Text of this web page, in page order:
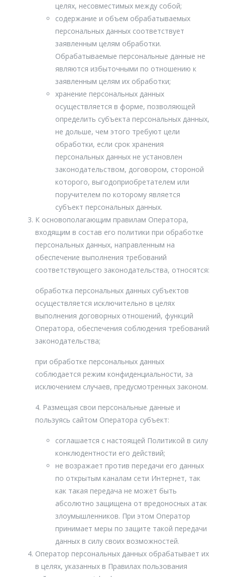
Прессотерапия
Лимфодренажный массаж тела
Восточная коррекция фигуры
Акупунктурная коррекция фигуры по китайской
Комплекс интимного омоложения (аппаратное
сужение влагалища, отбеливание интимной зоны, PRP
терапия)
целях, несовместимых между собой;
содержание и объем обрабатываемых
персональных данных соответствует
заявленным целям обработки.
Обрабатываемые персональные данные не
являются избыточными по отношению к
заявленным целям их обработки;
хранение персональных данных
осуществляется в форме, позволяющей
определить субъекта персональных данных,
не дольше, чем этого требуют цели
обработки, если срок хранения
персональных данных не установлен
законодательством, договором, стороной
которого, выгодоприобретателем или
поручителем по которому является
субъект персональных данных.
К основополагающим правилам Оператора,
входящим в состав его политики при обработке
персональных данных, направленным на
обеспечение выполнения требований
соответствующего законодательства, относятся:
обработка персональных данных субъектов
осуществляется исключительно в целях
выполнения договорных отношений, функций
Оператора, обеспечения соблюдения требований
законодательства;
при обработке персональных данных
соблюдается режим конфиденциальности, за
исключением случаев, предусмотренных законом.
4. Размещая свои персональные данные и
пользуясь сайтом Оператора субъект:
соглашается с настоящей Политикой в силу
конклюдентности его действий;
не возражает против передачи его данных
по открытым каналам сети Интернет, так
как такая передача не может быть
абсолютно защищена от вредоносных атак
злоумышленников. При этом Оператор
принимает меры по защите такой передачи
данных в силу своих возможностей.
Оператор персональных данных обрабатывает их
в целях, указанных в Правилах пользования